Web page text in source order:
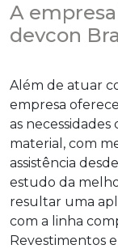
A
devcon
Além de atuar
empresa
as
material, com
assistência
estudo da
resultar uma
com a linha
Revestimentos